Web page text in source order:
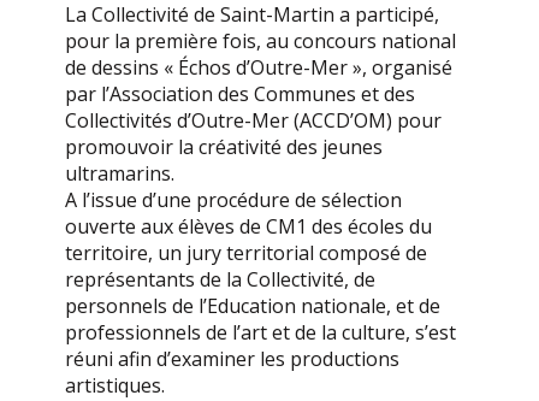
La Collectivité de Saint-Martin a participé,
pour la première fois, au concours national
de dessins « Échos d’Outre-Mer », organisé
par l’Association des Communes et des
Collectivités d’Outre-Mer (ACCD’OM) pour
promouvoir la créativité des jeunes
ultramarins.
A l’issue d’une procédure de sélection
ouverte aux élèves de CM1 des écoles du
territoire, un jury territorial composé de
représentants de la Collectivité, de
personnels de l’Education nationale, et de
professionnels de l’art et de la culture, s’est
réuni afin d’examiner les productions
artistiques.